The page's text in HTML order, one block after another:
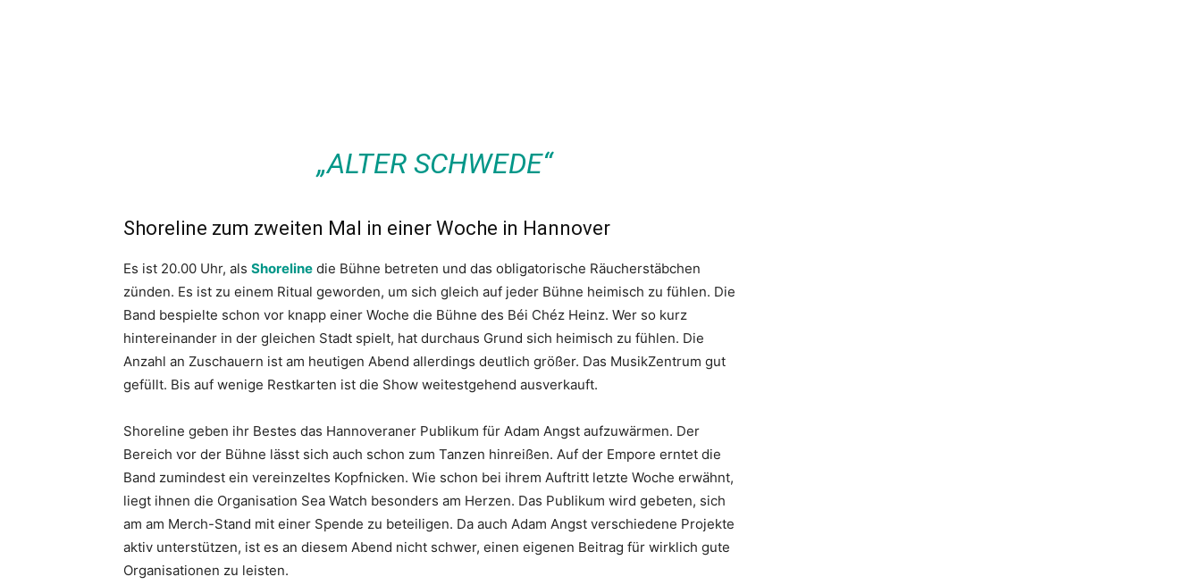
„ALTER SCHWEDE“
Shoreline zum zweiten Mal in einer Woche in Hannover
Es ist 20.00 Uhr, als Shoreline die Bühne betreten und das obligatorische Räucherstäbchen
zünden. Es ist zu einem Ritual geworden, um sich gleich auf jeder Bühne heimisch zu fühlen. Die
Band bespielte schon vor knapp einer Woche die Bühne des Béi Chéz Heinz. Wer so kurz
hintereinander in der gleichen Stadt spielt, hat durchaus Grund sich heimisch zu fühlen. Die
Anzahl an Zuschauern ist am heutigen Abend allerdings deutlich größer. Das MusikZentrum gut
gefüllt. Bis auf wenige Restkarten ist die Show weitestgehend ausverkauft.
Shoreline geben ihr Bestes das Hannoveraner Publikum für Adam Angst aufzuwärmen. Der
Bereich vor der Bühne lässt sich auch schon zum Tanzen hinreißen. Auf der Empore erntet die
Band zumindest ein vereinzeltes Kopfnicken. Wie schon bei ihrem Auftritt letzte Woche erwähnt,
liegt ihnen die Organisation Sea Watch besonders am Herzen. Das Publikum wird gebeten, sich
am am Merch-Stand mit einer Spende zu beteiligen. Da auch Adam Angst verschiedene Projekte
aktiv unterstützen, ist es an diesem Abend nicht schwer, einen eigenen Beitrag für wirklich gute
Organisationen zu leisten.